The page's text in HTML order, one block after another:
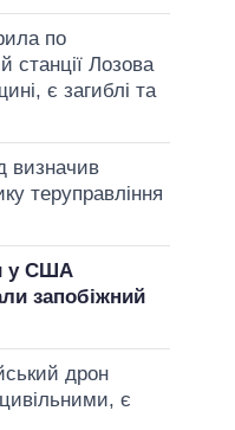
по
станції Лозова
є загиблі та
визначив
теруправління
у США
запобіжний
дрон
є